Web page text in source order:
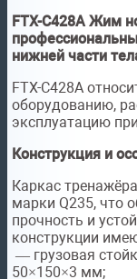
FTX-C428A Жим
нижней части
FTX-C428A
оборудованию,
эксплуатацию
Конструкция и
Каркас
марки Q235, что
прочность и
конструкции
— грузовая
50×150×3 мм;